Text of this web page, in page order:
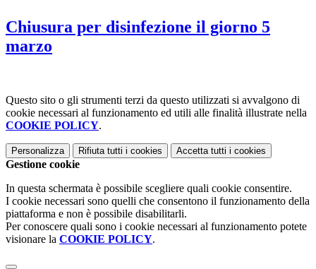
Chiusura per disinfezione il giorno 5
marzo
Questo sito o gli strumenti terzi da questo utilizzati si avvalgono di
cookie necessari al funzionamento ed utili alle finalità illustrate nella
COOKIE POLICY.
Personalizza Rifiuta tutti i cookies Accetta tutti i cookies
Gestione cookie
In questa schermata è possibile scegliere quali cookie consentire.
I cookie necessari sono quelli che consentono il funzionamento della
piattaforma e non è possibile disabilitarli.
Per conoscere quali sono i cookie necessari al funzionamento potete
visionare la COOKIE POLICY.